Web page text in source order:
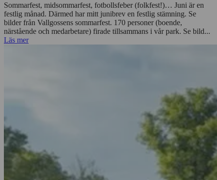
Sommarfest, midsommarfest, fotbollsfeber (folkfest!)… Juni är en
festlig månad. Därmed har mitt junibrev en festlig stämning. Se
bilder från Vallgossens sommarfest. 170 personer (boende,
närstående och medarbetare) firade tillsammans i vår park. Se bild...
Läs mer